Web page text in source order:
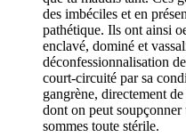
des imbéciles et en
pathétique. Ils ont ainsi
enclavé, dominé et
déconfessionnalisation
court-circuité par sa
gangrène, directement
dont on peut
sommes toute stérile.